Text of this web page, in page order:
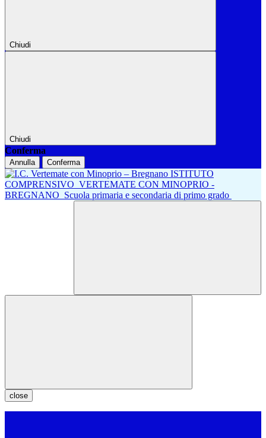
Chiudi
Chiudi
Conferma
Annulla Conferma
ISTITUTO
COMPRENSIVO VERTEMATE CON MINOPRIO -
BREGNANO Scuola primaria e secondaria di primo grado
close